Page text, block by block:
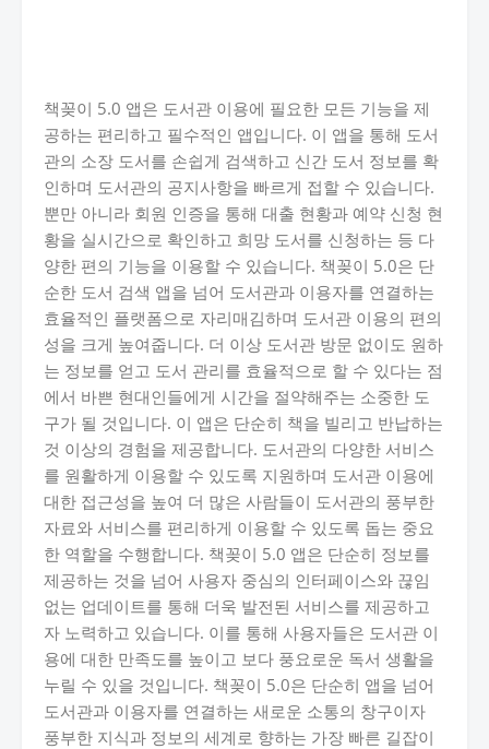
책꽂이 5.0 앱은 도서관 이용에 필요한 모든 기능을 제
공하는 편리하고 필수적인 앱입니다. 이 앱을 통해 도서
관의 소장 도서를 손쉽게 검색하고 신간 도서 정보를 확
인하며 도서관의 공지사항을 빠르게 접할 수 있습니다.
뿐만 아니라 회원 인증을 통해 대출 현황과 예약 신청 현
황을 실시간으로 확인하고 희망 도서를 신청하는 등 다
양한 편의 기능을 이용할 수 있습니다. 책꽂이 5.0은 단
순한 도서 검색 앱을 넘어 도서관과 이용자를 연결하는
효율적인 플랫폼으로 자리매김하며 도서관 이용의 편의
성을 크게 높여줍니다. 더 이상 도서관 방문 없이도 원하
는 정보를 얻고 도서 관리를 효율적으로 할 수 있다는 점
에서 바쁜 현대인들에게 시간을 절약해주는 소중한 도
구가 될 것입니다. 이 앱은 단순히 책을 빌리고 반납하는
것 이상의 경험을 제공합니다. 도서관의 다양한 서비스
를 원활하게 이용할 수 있도록 지원하며 도서관 이용에
대한 접근성을 높여 더 많은 사람들이 도서관의 풍부한
자료와 서비스를 편리하게 이용할 수 있도록 돕는 중요
한 역할을 수행합니다. 책꽂이 5.0 앱은 단순히 정보를
제공하는 것을 넘어 사용자 중심의 인터페이스와 끊임
없는 업데이트를 통해 더욱 발전된 서비스를 제공하고
자 노력하고 있습니다. 이를 통해 사용자들은 도서관 이
용에 대한 만족도를 높이고 보다 풍요로운 독서 생활을
누릴 수 있을 것입니다. 책꽂이 5.0은 단순히 앱을 넘어
도서관과 이용자를 연결하는 새로운 소통의 창구이자
풍부한 지식과 정보의 세계로 향하는 가장 빠른 길잡이